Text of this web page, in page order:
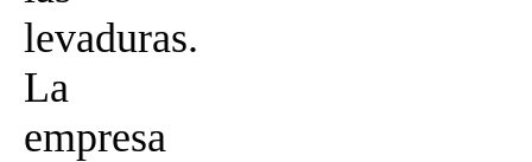
levaduras.
La
empresa